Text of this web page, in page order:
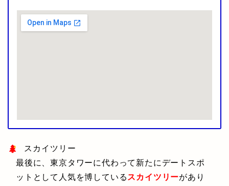
スカイツリー
最後に、東京タワーに代わって新たにデートスポ
ットとして人気を博している スカイツリーがあり